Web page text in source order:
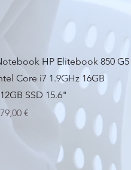
Vista rapida
HP Elitebook 850 G5
Core i7 1.9GHz 16GB
SSD 15.6"
€